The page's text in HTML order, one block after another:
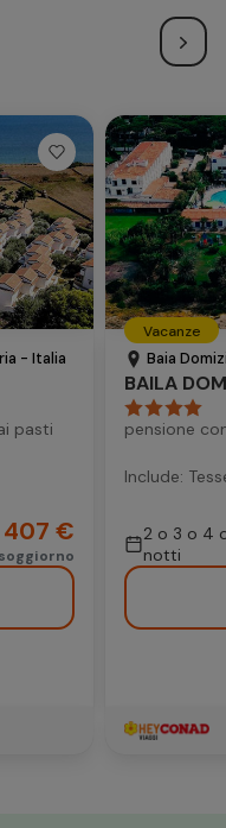
- Italia
pasti
407 €
Vacanze
Baia
BAILA
pensione
Include:
2 o 3 o 4
notti